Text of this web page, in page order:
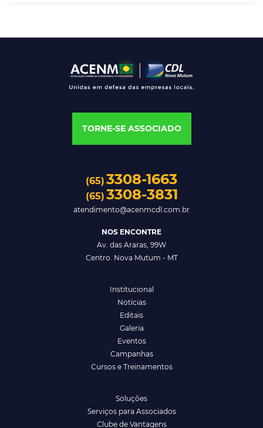
TORNE-SE ASSOCIADO
(65) 3308-1663
(65) 3308-3831
atendimento@acenmcdl.com.br
NOS ENCONTRE
Av. das Araras, 99W
Centro. Nova Mutum - MT
Institucional
Notícias
Editais
Galeria
Eventos
Campanhas
Cursos e Treinamentos
Soluções
Serviços para Associados
Clube de Vantagens